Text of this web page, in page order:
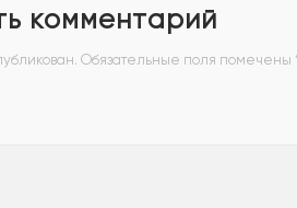
комментарий
Обязательные поля помечены